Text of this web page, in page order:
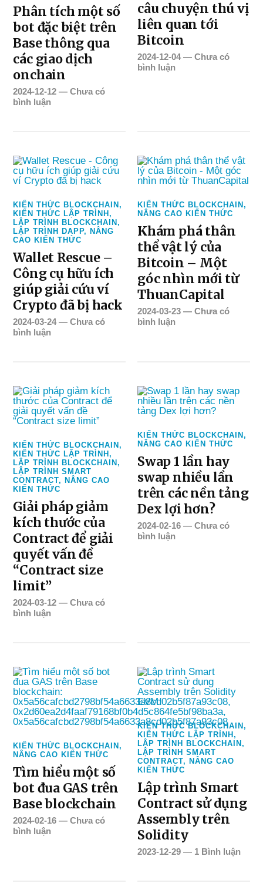
Phân tích một số
bot đặc biệt trên
Base thông qua
các giao dịch
onchain
2024-12-12 —Chưa có
bình luận
câu chuyện thú vị
liên quan tới
Bitcoin
2024-12-04—Chưa có
bình luận
KIẾN THỨC BLOCKCHAIN,
KIẾN THỨC LẬP TRÌNH,
LẬP TRÌNH BLOCKCHAIN,
LẬP TRÌNH DAPP,NÂNG
CAO KIẾN THỨC
Wallet Rescue –
Công cụ hữu ích
giúp giải cứu ví
Crypto đã bị hack
2024-03-24—Chưa có
bình luận
KIẾN THỨC BLOCKCHAIN,
NÂNG CAO KIẾN THỨC
Khám phá thân
thể vật lý của
Bitcoin – Một
góc nhìn mới từ
ThuanCapital
2024-03-23 —Chưa có
bình luận
KIẾN THỨC BLOCKCHAIN,
KIẾN THỨC LẬP TRÌNH,
LẬP TRÌNH BLOCKCHAIN,
LẬP TRÌNH SMART
CONTRACT,NÂNG CAO
KIẾN THỨC
Giải pháp giảm
kích thước của
Contract để giải
quyết vấn đề
“Contract size
limit”
2024-03-12 —Chưa có
bình luận
KIẾN THỨC BLOCKCHAIN,
NÂNG CAO KIẾN THỨC
Swap 1 lần hay
swap nhiều lần
trên các nền tảng
Dex lợi hơn?
2024-02-16 —Chưa có
bình luận
KIẾN THỨC BLOCKCHAIN,
NÂNG CAO KIẾN THỨC
Tìm hiểu một số
bot đua GAS trên
Base blockchain
2024-02-16 —Chưa có
bình luận
KIẾN THỨC BLOCKCHAIN,
KIẾN THỨC LẬP TRÌNH,
LẬP TRÌNH BLOCKCHAIN,
LẬP TRÌNH SMART
CONTRACT,NÂNG CAO
KIẾN THỨC
Lập trình Smart
Contract sử dụng
Assembly trên
Solidity
2023-12-29 — 1 Bình luận